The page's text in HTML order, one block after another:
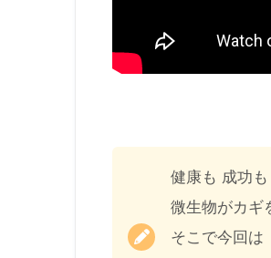
健康も 成功も
微生物がカギ
そこで今回は